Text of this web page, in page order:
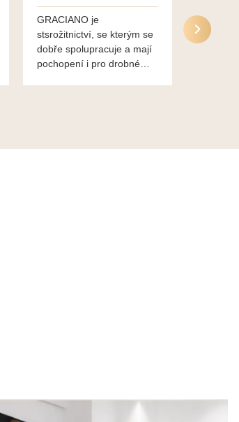
GRACIANO je
stsrožitnictví, se kterým se
dobře spolupracuje a mají
pochopení i pro drobné
Služby
jsou po